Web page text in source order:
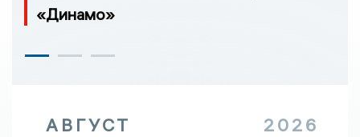
«Динамо»
АВГУСТ 2026